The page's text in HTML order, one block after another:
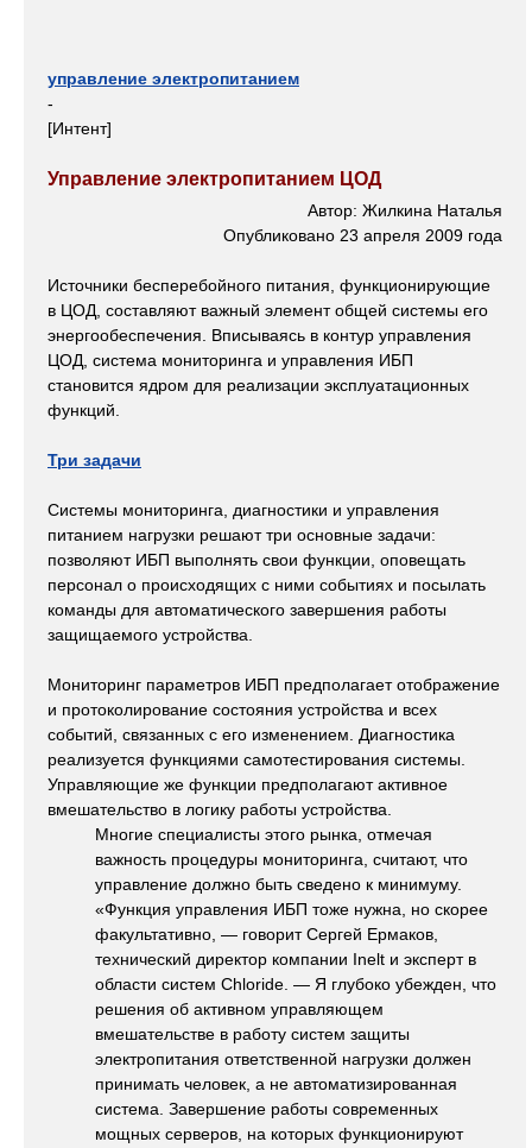
управление электропитанием
-
[Интент]
Управление электропитанием ЦОД
Автор: Жилкина Наталья
Опубликовано 23 апреля 2009 года
Источники бесперебойного питания, функционирующие
в ЦОД, составляют важный элемент общей системы его
энергообеспечения. Вписываясь в контур управления
ЦОД, система мониторинга и управления ИБП
становится ядром для реализации эксплуатационных
функций.
Три задачи
Системы мониторинга, диагностики и управления
питанием нагрузки решают три основные задачи:
позволяют ИБП выполнять свои функции, оповещать
персонал о происходящих с ними событиях и посылать
команды для автоматического завершения работы
защищаемого устройства.
Мониторинг параметров ИБП предполагает отображение
и протоколирование состояния устройства и всех
событий, связанных с его изменением. Диагностика
реализуется функциями самотестирования системы.
Управляющие же функции предполагают активное
вмешательство в логику работы устройства.
Многие специалисты этого рынка, отмечая
важность процедуры мониторинга, считают, что
управление должно быть сведено к минимуму.
«Функция управления ИБП тоже нужна, но скорее
факультативно, — говорит Сергей Ермаков,
технический директор компании Inelt и эксперт в
области систем Chloride. — Я глубоко убежден, что
решения об активном управляющем
вмешательстве в работу систем защиты
электропитания ответственной нагрузки должен
принимать человек, а не автоматизированная
система. Завершение работы современных
мощных серверов, на которых функционируют